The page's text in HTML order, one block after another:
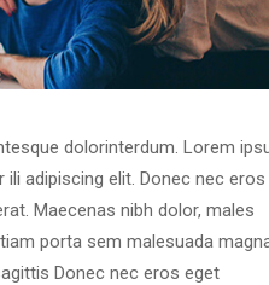
dolorinterdum. Lorem
adipiscing elit. Donec nec eros
Maecenas nibh dolor, males
porta sem malesuada
Donec nec eros eget